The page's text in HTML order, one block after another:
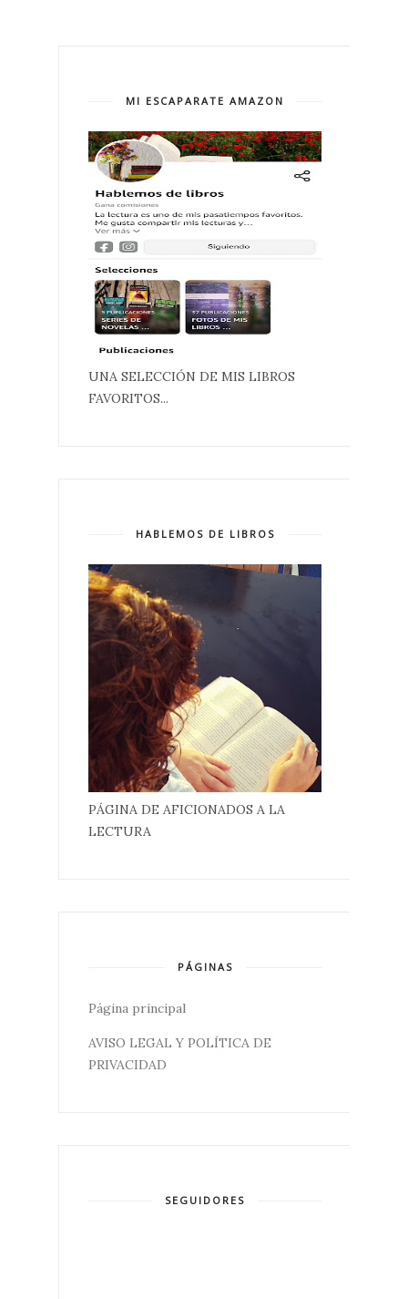
MI ESCAPARATE AMAZON
UNA SELECCIÓN DE MIS LIBROS
FAVORITOS...
HABLEMOS DE LIBROS
PÁGINA DE AFICIONADOS A LA
LECTURA
PÁGINAS
Página principal
AVISO LEGAL Y POLÍTICA DE
PRIVACIDAD
SEGUIDORES